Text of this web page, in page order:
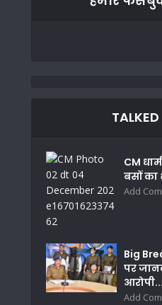
CM
बसों का
Add
Big
पर
आरोपी...
Add